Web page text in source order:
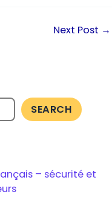
Next Post →
SEARCH
– sécurité et